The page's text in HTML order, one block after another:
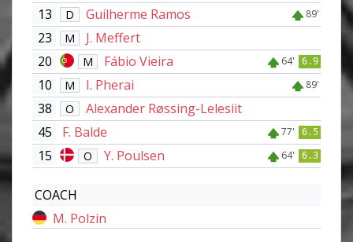
13
D Guilherme Ramos 89'
23 M
J. Meffert
20
M Fábio Vieira 64' 6.9
10 M I. Pherai 89'
38 O
Alexander Røssing-Lelesiit
45
F. Balde 77' 6.5
15 O Y. Poulsen 64' 6.3
COACH
M. Polzin